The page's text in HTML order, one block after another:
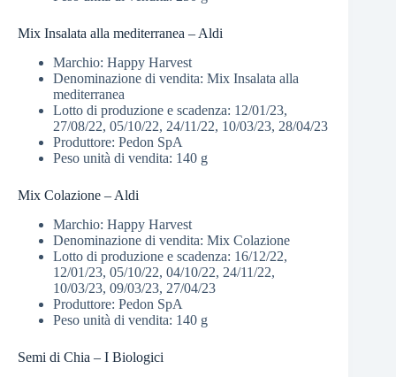
Mix Insalata alla mediterranea – Aldi
Marchio: Happy Harvest
Denominazione di vendita: Mix Insalata alla
mediterranea
Lotto di produzione e scadenza: 12/01/23,
27/08/22, 05/10/22, 24/11/22, 10/03/23, 28/04/23
Produttore: Pedon SpA
Peso unità di vendita: 140 g
Mix Colazione – Aldi
Marchio: Happy Harvest
Denominazione di vendita: Mix Colazione
Lotto di produzione e scadenza: 16/12/22,
12/01/23, 05/10/22, 04/10/22, 24/11/22,
10/03/23, 09/03/23, 27/04/23
Produttore: Pedon SpA
Peso unità di vendita: 140 g
Semi di Chia – I Biologici